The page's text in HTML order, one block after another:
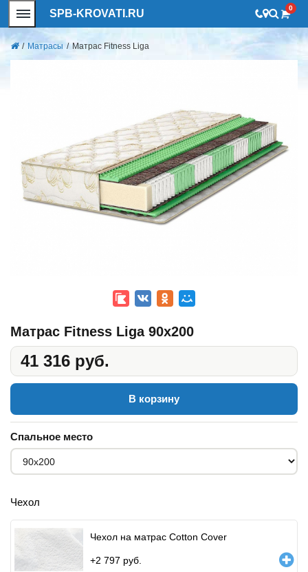
SPB-KROVATI.RU 0
/ Матрасы / Матрас Fitness Liga
Матрас Fitness Liga 90x200
41 316 руб.
В корзину
Спальное место
Чехол
Чехол на матрас Cotton Cover
+2 797 руб.